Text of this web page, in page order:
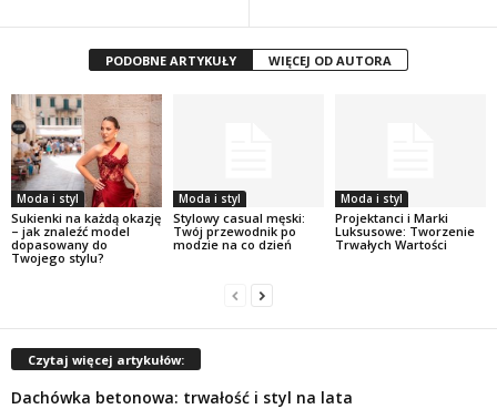
PODOBNE ARTYKUŁY WIĘCEJ OD AUTORA
Moda i styl
Sukienki na każdą okazję
– jak znaleźć model
dopasowany do
Twojego stylu?
Moda i styl
Stylowy casual męski:
Twój przewodnik po
modzie na co dzień
Moda i styl
Projektanci i Marki
Luksusowe: Tworzenie
Trwałych Wartości
Czytaj więcej artykułów:
Dachówka betonowa: trwałość i styl na lata